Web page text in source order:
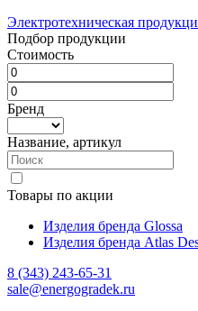
Электротехническая
Подбор продукции
Стоимость
Бренд
Название, артикул
Товары по акции
Изделия бренда Glossa
Изделия бренда Atlas
8 (343) 243-65-31
sale@energogradek.ru